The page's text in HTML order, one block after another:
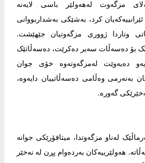
مزگەوت لەهەولێر باسی لایەنە
کرد، بەشێکی بەشداربووانی
وتاردا ژووری مزگەوتیان جێهێشت.
بۆ دەسەڵات سەیر دەکرێت، دەسەڵاتێک
دەیەوێت لەمزگەوتەوە خۆی جوان
بەنەرمی وەڵامی دەسەڵاتییان دایەوە،
گەورە.
لەناو مزگەوتدا، میتافۆرێکی جوانە
هەولێرییەکان بەردەوام پڕن لە نەخێر